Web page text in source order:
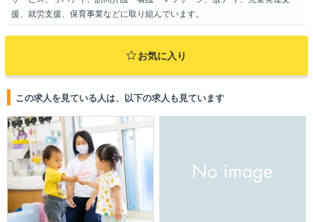
援、就労支援、保育事業などに取り組んでいます。
お気に入り
この求人を見ている人は、以下の求人も見ています